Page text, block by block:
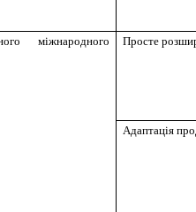
міжнародного
Просте
Адаптація